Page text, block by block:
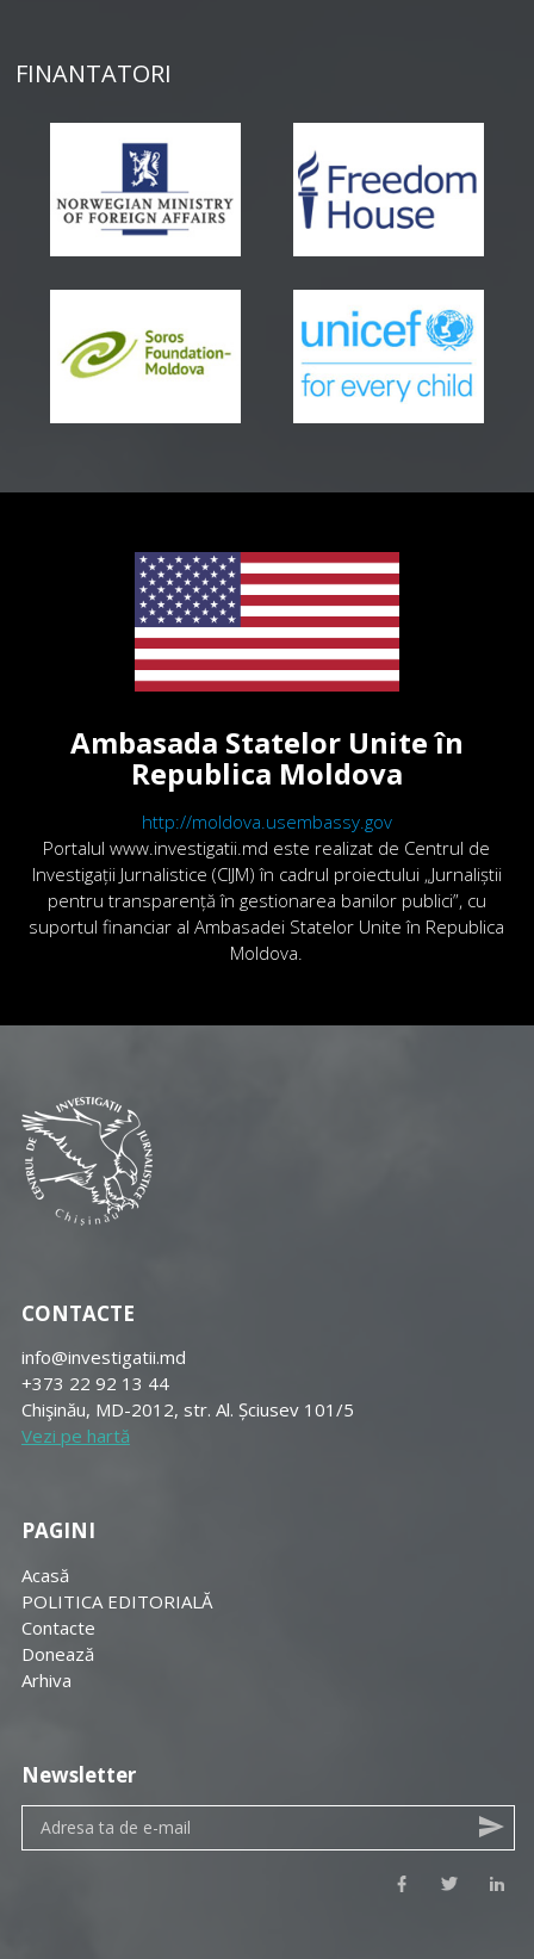
FINANTATORI
Ambasada Statelor Unite în
Republica Moldova
http://moldova.usembassy.gov
Portalul www.investigatii.md este realizat de Centrul de
Investigații Jurnalistice (CIJM) în cadrul proiectului „Jurnaliștii
pentru transparență în gestionarea banilor publici”, cu
suportul financiar al Ambasadei Statelor Unite în Republica
Moldova.
CONTACTE
info@investigatii.md
+373 22 92 13 44
Chişinău, MD-2012, str. Al. Șciusev 101/5
Vezi pe hartă
PAGINI
Acasă
POLITICA EDITORIALĂ
Contacte
Donează
Arhiva
Newsletter